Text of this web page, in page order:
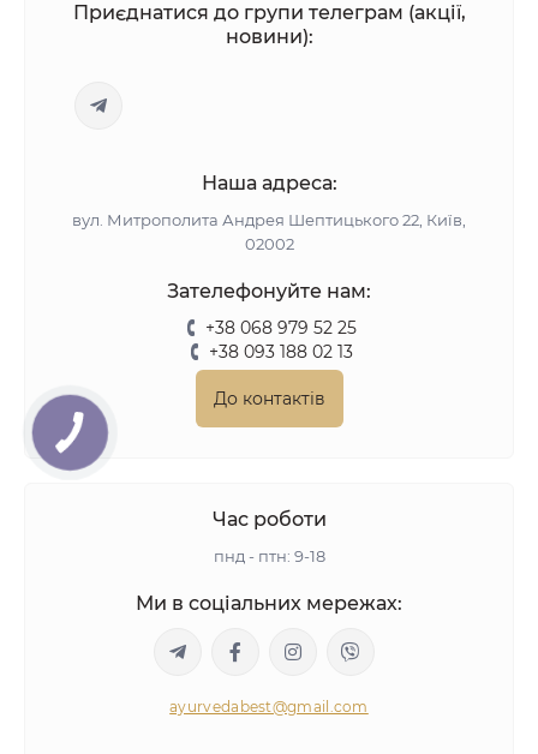
Приєднатися до групи телеграм (акції,
новини):
Наша адреса:
вул. Митрополита Андрея Шептицького 22, Київ,
02002
Зателефонуйте нам:
+38 068 979 52 25
+38 093 188 02 13
До контактів
Час роботи
пнд - птн: 9-18
Ми в соціальних мережах:
ayurvedabest@gmail.com